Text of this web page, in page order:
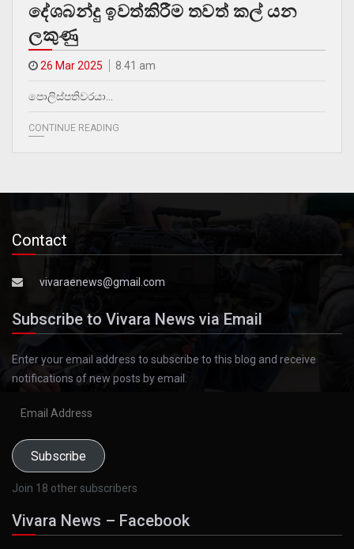
දේශබන්දු ඉවත්කිරීම තවත් කල් යන
ලකුණු
26 Mar 2025 8.41 am
පොලිස්පතිවරයා…
CONTINUE READING
Contact
vivaraenews@gmail.com
Subscribe to Vivara News via Email
Enter your email address to subscribe to this blog and receive
notifications of new posts by email.
Subscribe
Join 18 other subscribers
Vivara News – Facebook